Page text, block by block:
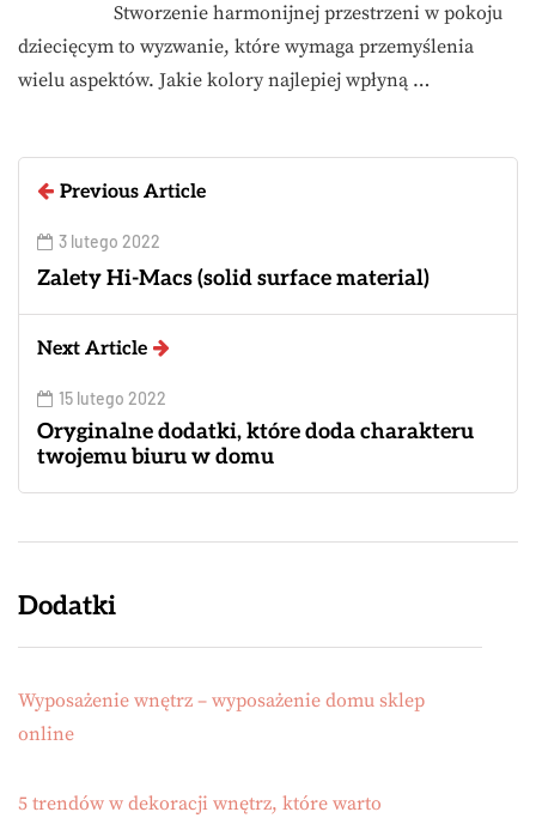
Stworzenie harmonijnej przestrzeni w pokoju
dziecięcym to wyzwanie, które wymaga przemyślenia
wielu aspektów. Jakie kolory najlepiej wpłyną …
Previous Article
3 lutego 2022
Zalety Hi-Macs (solid surface material)
Next Article
15 lutego 2022
Oryginalne dodatki, które doda charakteru
twojemu biuru w domu
Dodatki
Wyposażenie wnętrz – wyposażenie domu sklep
online
5 trendów w dekoracji wnętrz, które warto